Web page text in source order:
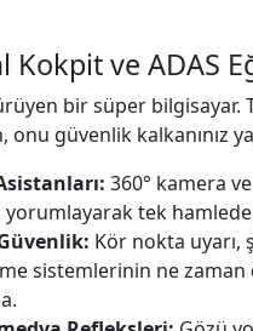
Kokpit ve ADAS
bir süper bilgisayar.
onu güvenlik kalkanınız
360° kamera
tek
Kör nokta uyarı,
sistemlerinin ne